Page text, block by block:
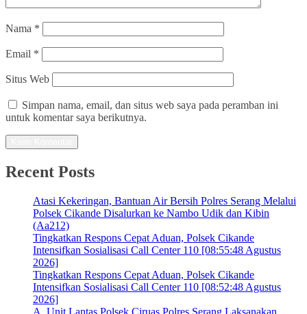
Nama *
Email *
Situs Web
Simpan nama, email, dan situs web saya pada peramban ini
untuk komentar saya berikutnya.
Recent Posts
Atasi Kekeringan, Bantuan Air Bersih Polres Serang Melalui
Polsek Cikande Disalurkan ke Nambo Udik dan Kibin
(Aa212)
Tingkatkan Respons Cepat Aduan, Polsek Cikande
Intensifkan Sosialisasi Call Center 110 [08:55:48 Agustus
2026]
Tingkatkan Respons Cepat Aduan, Polsek Cikande
Intensifkan Sosialisasi Call Center 110 [08:52:48 Agustus
2026]